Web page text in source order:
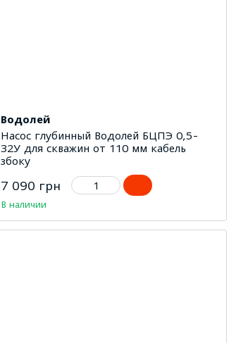
Водолей
Насос глубинный Водолей БЦПЭ 0,5-
32У для скважин от 110 мм кабель
збоку
7 090 грн
В наличии